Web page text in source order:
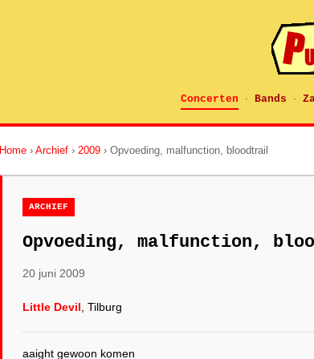
Concerten · Bands ·
Home › Archief › 2009 › Opvoeding, malfunction, bloodtrail
ARCHIEF
Opvoeding, malfunction,
20 juni 2009
Little Devil , Tilburg
aaight gewoon komen